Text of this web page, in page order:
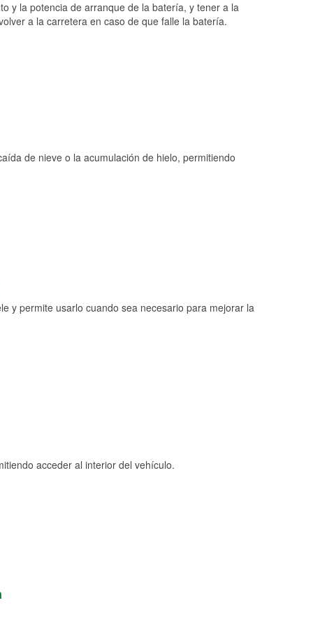
y la potencia de arranque de la batería, y tener a la
a la carretera en caso de que falle la batería.
de nieve o la acumulación de hielo, permitiendo
y permite usarlo cuando sea necesario para mejorar la
acceder al interior del vehículo.